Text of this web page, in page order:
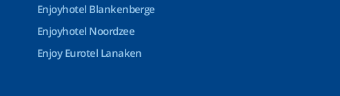
Enjoyhotel Blankenberge
Enjoyhotel Noordzee
Enjoy Eurotel Lanaken